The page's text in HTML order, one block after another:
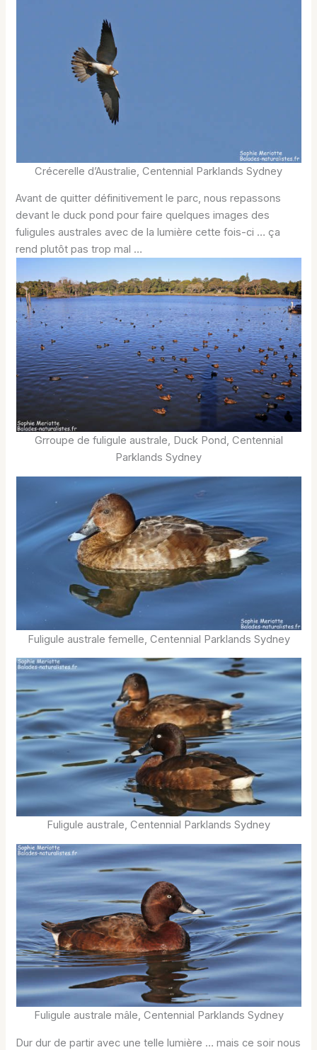
Crécerelle d’Australie, Centennial Parklands Sydney
Avant de quitter définitivement le parc, nous repassons
devant le duck pond pour faire quelques images des
fuligules australes avec de la lumière cette fois-ci … ça
rend plutôt pas trop mal …
Grroupe de fuligule australe, Duck Pond, Centennial
Parklands Sydney
Fuligule australe femelle, Centennial Parklands Sydney
Fuligule australe, Centennial Parklands Sydney
Fuligule australe mâle, Centennial Parklands Sydney
Dur dur de partir avec une telle lumière … mais ce soir nous